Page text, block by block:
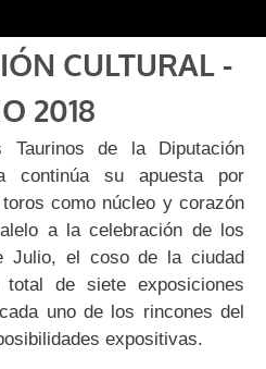
CULTURAL -
2018
Taurinos de la Diputación
continúa su apuesta por
como núcleo y corazón
a la celebración de los
Julio, el coso de la ciudad
de siete exposiciones
uno de los rincones del
expositivas.